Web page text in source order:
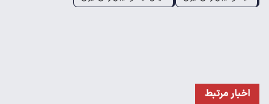
اخبار مرتبط